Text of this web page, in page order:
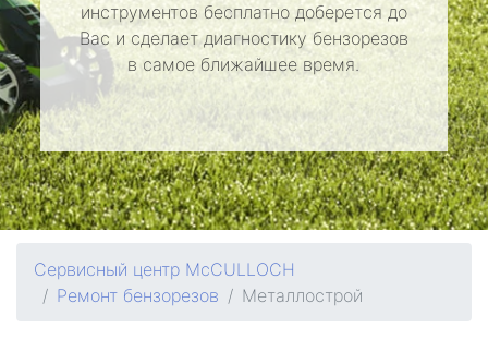
инструментов бесплатно доберется до
Вас и сделает диагностику бензорезов
в самое ближайшее время.
Сервисный центр McCULLOCH
Ремонт бензорезов
Металлострой